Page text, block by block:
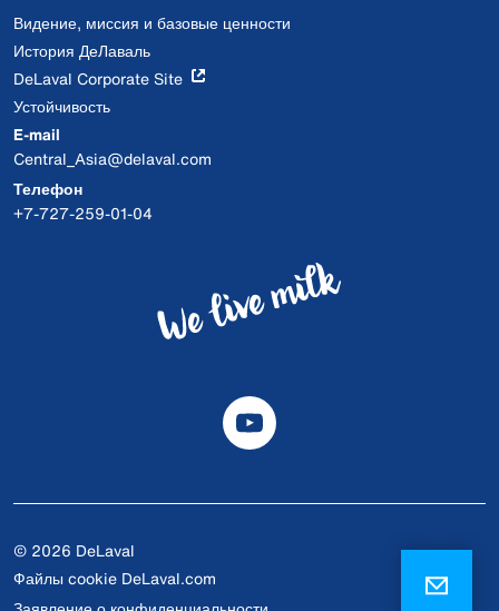
Видение, миссия и базовые ценности
История ДеЛаваль
DeLaval Corporate Site
Устойчивость
E-mail
Central_Asia@delaval.com
Телефон
+7-727-259-01-04
© 2026 DeLaval
Файлы cookie DeLaval.com